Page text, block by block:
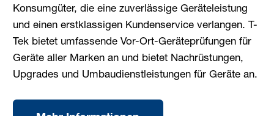
Konsumgüter, die eine zuverlässige Geräteleistung
und einen erstklassigen Kundenservice verlangen. T-
Tek bietet umfassende Vor-Ort-Geräteprüfungen für
Geräte aller Marken an und bietet Nachrüstungen,
Upgrades und Umbaudienstleistungen für Geräte an.